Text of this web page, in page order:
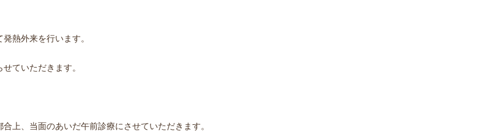
熱外来を行います。
ていただきます。
上、当面のあいだ午前診療にさせていただきます。